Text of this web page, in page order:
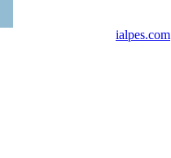
ialpes.com